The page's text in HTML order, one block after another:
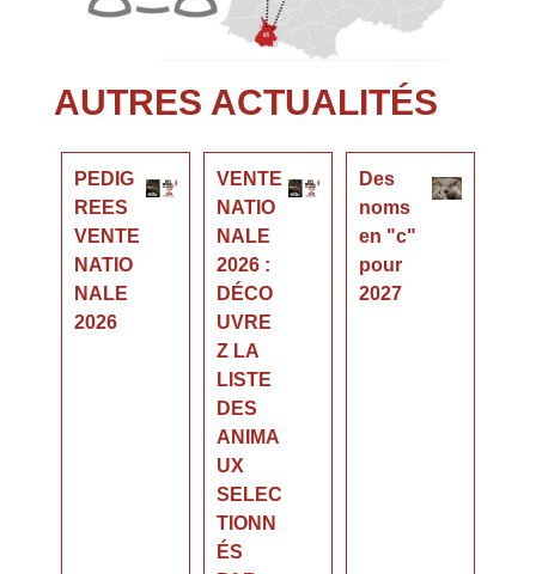
AUTRES ACTUALITÉS
PEDIG
REES
VENTE
NATIO
NALE
2026
VENTE
NATIO
NALE
2026 :
DÉCO
UVRE
Z LA
LISTE
DES
ANIMA
UX
SELEC
TIONN
ÉS
Des
noms
en "c"
pour
2027